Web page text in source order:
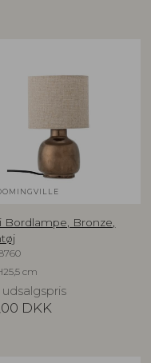
Bordlampe, Bronze,
cm
udsalgspris
DKK